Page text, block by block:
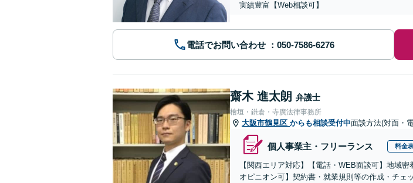
実績豊富【Web相談可】
電話でお問い合わせ
齋木 進太朗 弁護士
檜垣・鎌倉・寺廣法律事務所
大阪市鶴見区 からも相談受付中面談方法(対面・
個人事業主・フリーランス 料金
【関西エリア対応】【電話・WEB面談可】地域
オピニオン可】契約書・就業規則等の作成・チェ